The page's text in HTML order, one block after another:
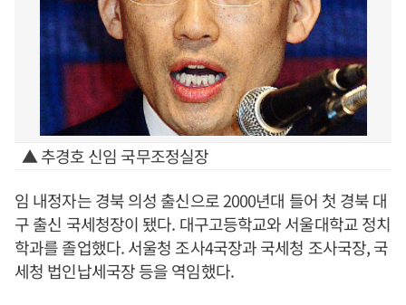
▲ 추경호 신임 국무조정실장
임 내정자는 경북 의성 출신으로 2000년대 들어 첫 경북 대
구 출신 국세청장이 됐다. 대구고등학교와 서울대학교 정치
학과를 졸업했다. 서울청 조사4국장과 국세청 조사국장, 국
세청 법인납세국장 등을 역임했다.